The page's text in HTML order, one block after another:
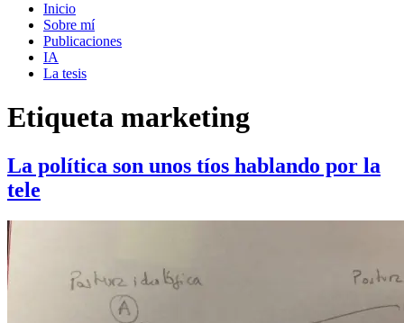
campo
búsqueda
Inicio
Sobre mí­
Publicaciones
IA
La tesis
Etiqueta marketing
La política son unos tíos hablando por la
tele